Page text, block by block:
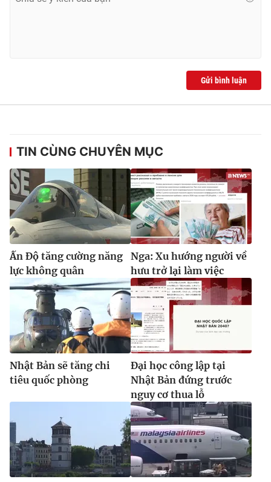
Gửi bình luận
TIN CÙNG CHUYÊN MỤC
Ấn Độ tăng cường năng
lực không quân
Nga: Xu hướng người về
hưu trở lại làm việc
Nhật Bản sẽ tăng chi
tiêu quốc phòng
Đại học công lập tại
Nhật Bản đứng trước
nguy cơ thua lỗ